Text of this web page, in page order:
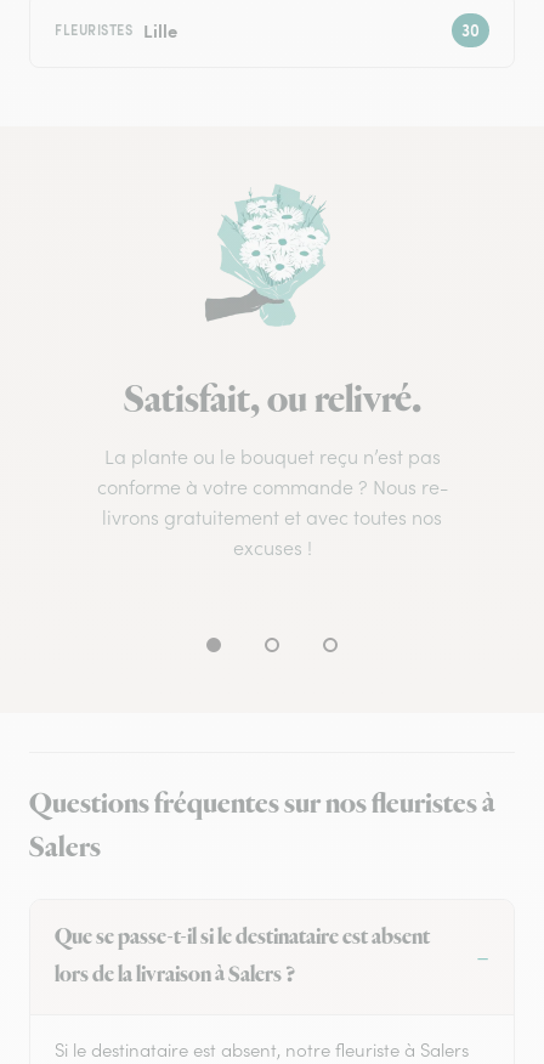
FLEURISTES Lille
Satisfait, ou relivré.
La plante ou le bouquet reçu n’est pas
conforme à votre commande ? Nous re-
livrons gratuitement et avec toutes nos
excuses !
Questions fréquentes sur nos fleuristes à
Salers
Que se passe-t-il si le destinataire est absent
lors de la livraison à Salers ?
Si le destinataire est absent, notre fleuriste à Salers